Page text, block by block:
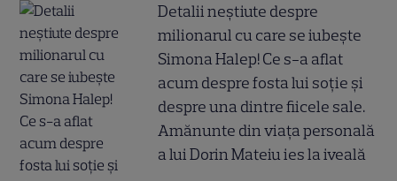
Detalii neștiute despre
milionarul cu care se iubește
Simona Halep! Ce s-a aflat
acum despre fosta lui soție și
despre una dintre fiicele sale.
Amănunte din viața personală
a lui Dorin Mateiu ies la iveală